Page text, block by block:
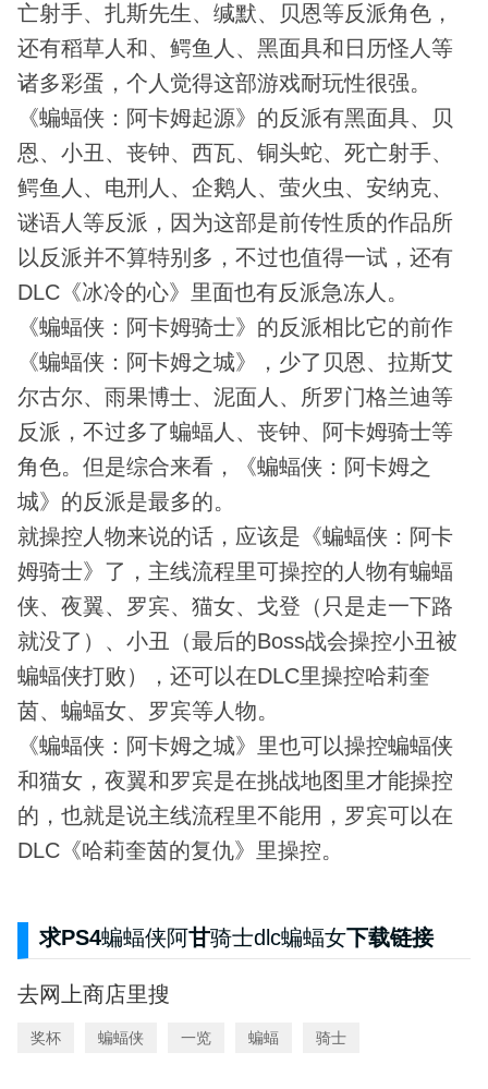
亡射手、扎斯先生、缄默、贝恩等反派角色，
还有稻草人和、鳄鱼人、黑面具和日历怪人等
诸多彩蛋，个人觉得这部游戏耐玩性很强。
《蝙蝠侠：阿卡姆起源》的反派有黑面具、贝
恩、小丑、丧钟、西瓦、铜头蛇、死亡射手、
鳄鱼人、电刑人、企鹅人、萤火虫、安纳克、
谜语人等反派，因为这部是前传性质的作品所
以反派并不算特别多，不过也值得一试，还有
DLC《冰冷的心》里面也有反派急冻人。
《蝙蝠侠：阿卡姆骑士》的反派相比它的前作
《蝙蝠侠：阿卡姆之城》，少了贝恩、拉斯艾
尔古尔、雨果博士、泥面人、所罗门格兰迪等
反派，不过多了蝙蝠人、丧钟、阿卡姆骑士等
角色。但是综合来看，《蝙蝠侠：阿卡姆之
城》的反派是最多的。
就操控人物来说的话，应该是《蝙蝠侠：阿卡
姆骑士》了，主线流程里可操控的人物有蝙蝠
侠、夜翼、罗宾、猫女、戈登（只是走一下路
就没了）、小丑（最后的Boss战会操控小丑被
蝙蝠侠打败），还可以在DLC里操控哈莉奎
茵、蝙蝠女、罗宾等人物。
《蝙蝠侠：阿卡姆之城》里也可以操控蝙蝠侠
和猫女，夜翼和罗宾是在挑战地图里才能操控
的，也就是说主线流程里不能用，罗宾可以在
DLC《哈莉奎茵的复仇》里操控。
求PS4蝙蝠侠阿甘骑士dlc蝙蝠女下载链接
去网上商店里搜
奖杯 蝙蝠侠 一览 蝙蝠 骑士